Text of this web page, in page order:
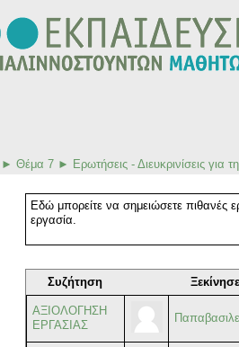
► Θέμα 7 ► Ερωτήσεις - Διευκρινίσεις για
Εδώ μπορείτε να σημειώσετε πιθανές
εργασία.
Συζήτηση
ΑΞΙΟΛΟΓΗΣΗ
ΕΡΓΑΣΙΑΣ